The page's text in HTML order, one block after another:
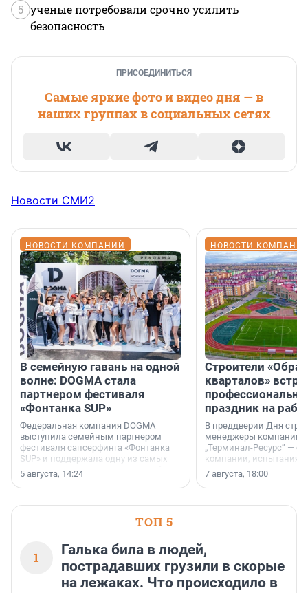
5 ученые потребовали срочно усилить
безопасность
ПРИСОЕДИНИТЬСЯ
Самые яркие фото и видео дня — в
наших группах в социальных сетях
Новости СМИ2
НОВОСТИ КОМПАНИЙ
В семейную гавань на одной
волне: DOGMA стала
партнером фестиваля
«Фонтанка SUP»
Федеральная компания DOGMA
выступила семейным партнером
фестиваля сапсерфинга «Фонтанка
SUP» и поддержала одну из самых
ярких и романтичных номинаций —
«SUP-свадьба».
5 августа, 14:24
НОВОСТИ
Строители
кварталов»
праздник на
В преддверии Дня
менеджеры компании
„Терминал-Ресурс“ — о
компании, испытаниях
осторожного
7 августа, 18:00
ТОП 5
1
Галька била в людей,
пострадавших грузили в скорые
на лежаках. Что происходило в